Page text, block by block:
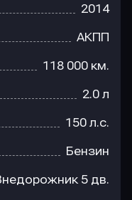
2014
АКПП
118 000 км.
2.0 л
150 л.с.
Бензин
5 дв.